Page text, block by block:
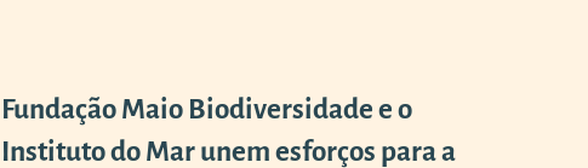
Fundação Maio Biodiversidade e o
Instituto do Mar unem esforços para a